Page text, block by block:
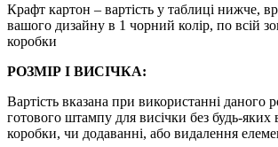
Крафт картон – вартість у таблиці нижче,
вашого дизайну в 1 чорний колір, по всій
коробки
РОЗМІР І ВИСІЧКА:
Вартість вказана при використанні даного
готового штампу для висічки без будь-яких
коробки, чи додаванні, або видалення